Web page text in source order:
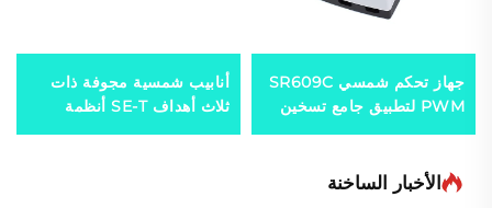
جهاز تحكم شمسي SR609C
PWM لتطبيق جامع تسخين
المياه الشمسية
أنابيب شمسية مجوفة ذات
ثلاث أهداف SE-T أنظمة
حرارية شمسية عالية الكفاءة
الأخبار الساخنة